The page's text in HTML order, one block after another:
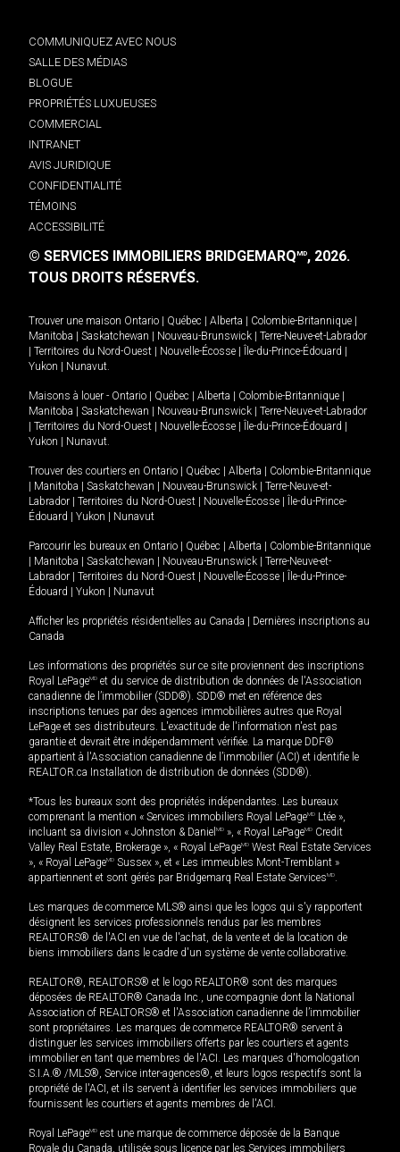
COMMUNIQUEZ AVEC NOUS
SALLE DES MÉDIAS
BLOGUE
PROPRIÉTÉS LUXUEUSES
COMMERCIAL
INTRANET
AVIS JURIDIQUE
CONFIDENTIALITÉ
TÉMOINS
ACCESSIBILITÉ
© SERVICES IMMOBILIERS BRIDGEMARQMD, 2026.
TOUS DROITS RÉSERVÉS.
Trouver une maison Ontario Québec Alberta Colombie-Britannique
Manitoba
Saskatchewan Nouveau-Brunswick
Terre-Neuve-et-Labrador
Territoires du Nord-Ouest Nouvelle-Écosse Île-du-Prince-Édouard
Yukon
Nunavut.
Maisons à louer - Ontario Québec Alberta Colombie-Britannique
Manitoba
Saskatchewan Nouveau-Brunswick
Terre-Neuve-et-Labrador
Territoires du Nord-Ouest Nouvelle-Écosse Île-du-Prince-Édouard
Yukon
Nunavut.
Trouver des courtiers en Ontario Québec Alberta
Colombie-Britannique
Manitoba Saskatchewan Nouveau-Brunswick
Terre-Neuve-et-
Labrador
Territoires du Nord-Ouest Nouvelle-Écosse
Île-du-Prince-
Édouard
Yukon Nunavut
Parcourir les bureaux en Ontario Québec Alberta
Colombie-Britannique
Manitoba Saskatchewan Nouveau-Brunswick
Terre-Neuve-et-
Labrador
Territoires du Nord-Ouest Nouvelle-Écosse
Île-du-Prince-
Édouard
Yukon Nunavut
Afficher les propriétés résidentielles au Canada
Dernières inscriptions au
Canada
Les informations des propriétés sur ce site proviennent des inscriptions
Royal LePageMD et du service de distribution de données de l'Association
canadienne de l’immobilier (SDD®). SDD® met en référence des
inscriptions tenues par des agences immobilières autres que Royal
LePage et ses distributeurs. L'exactitude de l'information n'est pas
garantie et devrait être indépendamment vérifiée. La marque DDF®
appartient à l'Association canadienne de l’immobilier (ACI) et identifie le
REALTOR.ca Installation de distribution de données (SDD®).
*Tous les bureaux sont des propriétés indépendantes. Les bureaux
comprenant la mention « Services immobiliers Royal LePageMD Ltée »,
incluant sa division « Johnston & Daniel MD », « Royal LePageMD Credit
Valley Real Estate, Brokerage », « Royal LePageMD West Real Estate Services
», « Royal LePageMD Sussex », et « Les immeubles Mont-Tremblant »
appartiennent et sont gérés par Bridgemarq Real Estate ServicesMD.
Les marques de commerce MLS® ainsi que les logos qui s'y rapportent
désignent les services professionnels rendus par les membres
REALTORS® de l'ACI en vue de l'achat, de la vente et de la location de
biens immobiliers dans le cadre d'un système de vente collaborative.
REALTOR®, REALTORS® et le logo REALTOR® sont des marques
déposées de REALTOR® Canada Inc., une compagnie dont la National
Association of REALTORS® et l'Association canadienne de l’immobilier
sont propriétaires. Les marques de commerce REALTOR® servent à
distinguer les services immobiliers offerts par les courtiers et agents
immobilier en tant que membres de l'ACI. Les marques d'homologation
S.I.A.® /MLS®, Service inter-agences®, et leurs logos respectifs sont la
propriété de l'ACI, et ils servent à identifier les services immobiliers que
fournissent les courtiers et agents membres de l'ACI.
Royal LePageMD est une marque de commerce déposée de la Banque
Royale du Canada, utilisée sous licence par les Services immobiliers